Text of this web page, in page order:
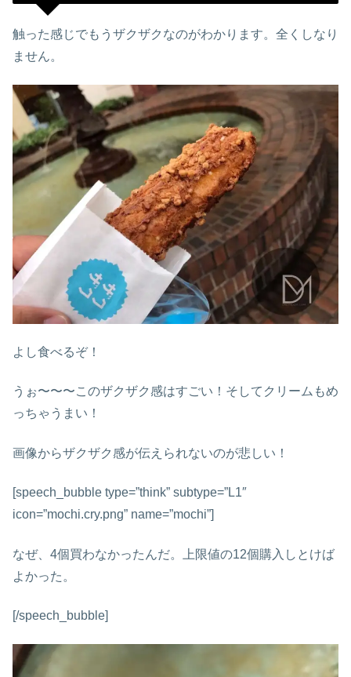
触った感じでもうザクザクなのがわかります。全くしなり
ません。
よし食べるぞ！
うぉ〜〜〜このザクザク感はすごい！そしてクリームもめ
っちゃうまい！
画像からザクザク感が伝えられないのが悲しい！
[speech_bubble type=”think” subtype=”L1″
icon=”mochi.cry.png” name=”mochi”]
なぜ、4個買わなかったんだ。上限値の12個購入しとけば
よかった。
[/speech_bubble]